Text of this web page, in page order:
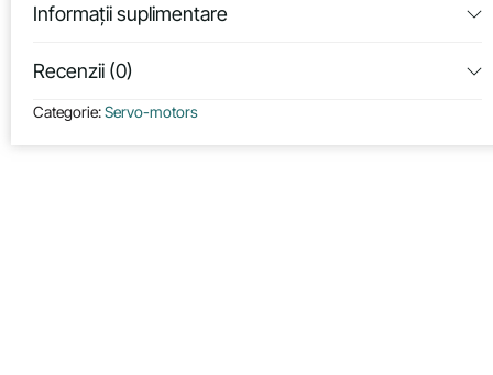
Informații suplimentare
Recenzii (0)
Categorie:Servo-motors